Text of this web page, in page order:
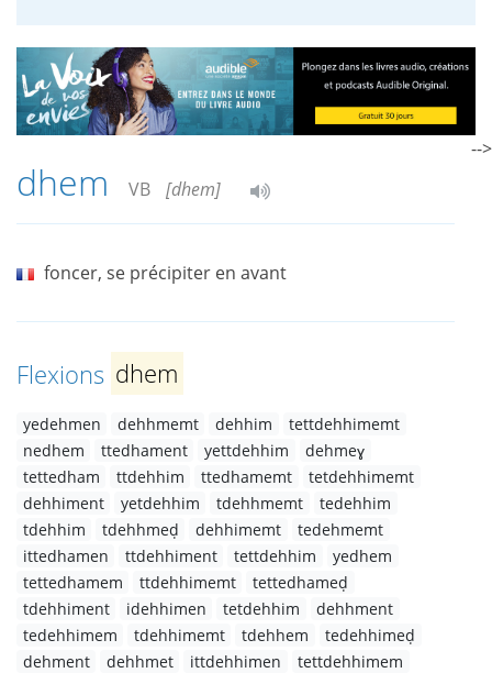
dhem VB [dhem]
foncer, se précipiter en avant
Flexions dhem
yedehmen dehhmemt dehhim
tettdehhimemt
nedhem
ttedhament yettdehhim
dehmeɣ
tettedham
ttdehhim ttedhamemt
tetdehhimemt
dehhiment
yetdehhim tdehhmemt
tedehhim
tdehhim
tdehhmeḍ dehhimemt
tedehmemt
ittedhamen
ttdehhiment tettdehhim
yedhem
tettedhamem
ttdehhimemt
tettedhameḍ
tdehhiment
idehhimen tetdehhim
dehhment
tedehhimem
tdehhimemt tdehhem
tedehhimeḍ
dehment
dehhmet ittdehhimen
tettdehhimem
-->